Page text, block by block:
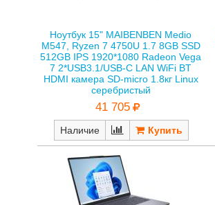
Ноутбук 15" MAIBENBEN Medio
M547, Ryzen 7 4750U 1.7 8GB SSD
512GB IPS 1920*1080 Radeon Vega
7 2*USB3.1/USB-С LAN WiFi BT
HDMI камера SD-micro 1.8кг Linux
серебристый
41 705
Наличие